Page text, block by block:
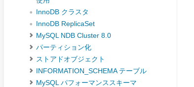
InnoDB クラスタ
InnoDB ReplicaSet
MySQL NDB Cluster 8.0
パーティション化
ストアドオブジェクト
INFORMATION_SCHEMA テーブル
MySQL パフォーマンススキーマ